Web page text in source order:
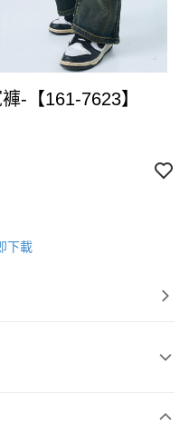
-【161-7623】
下載